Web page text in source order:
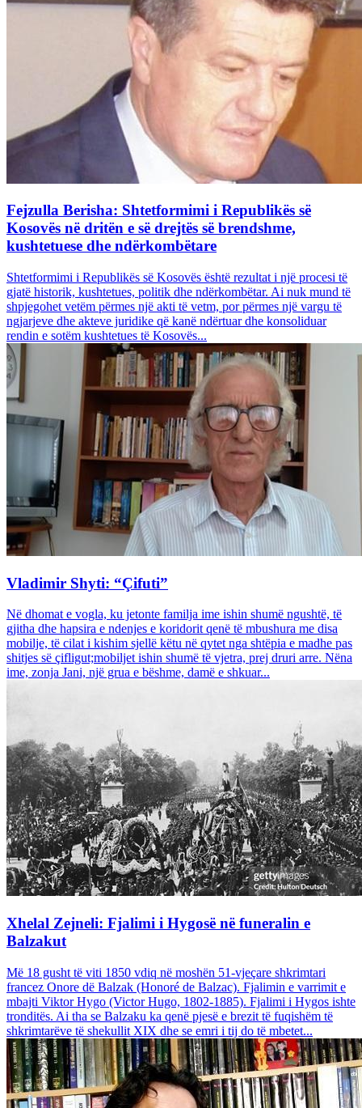
Fejzulla Berisha: Shtetformimi i Republikës së
Kosovës në dritën e së drejtës së brendshme,
kushtetuese dhe ndërkombëtare
Shtetformimi i Republikës së Kosovës është rezultat i një procesi të
gjatë historik, kushtetues, politik dhe ndërkombëtar. Ai nuk mund të
shpjegohet vetëm përmes një akti të vetm, por përmes një vargu të
ngjarjeve dhe akteve juridike që kanë ndërtuar dhe konsoliduar
rendin e sotëm kushtetues të Kosovës...
Vladimir Shyti: “Çifuti”
Në dhomat e vogla, ku jetonte familja ime ishin shumë ngushtë, të
gjitha dhe hapsira e ndenjes e koridorit qenë të mbushura me disa
mobilje, të cilat i kishim sjellë këtu në qytet nga shtëpia e madhe pas
shitjes së çifligut;mobiljet ishin shumë të vjetra, prej druri arre. Nëna
ime, zonja Jani, një grua e bëshme, damë e shkuar...
Xhelal Zejneli: Fjalimi i Hygosë në funeralin e
Balzakut
Më 18 gusht të viti 1850 vdiq në moshën 51-vjeçare shkrimtari
francez Onore dë Balzak (Honoré de Balzac). Fjalimin e varrimit e
mbajti Viktor Hygo (Victor Hugo, 1802-1885). Fjalimi i Hygos ishte
tronditës. Ai tha se Balzaku ka qenë pjesë e brezit të fuqishëm të
shkrimtarëve të shekullit XIX dhe se emri i tij do të mbetet...